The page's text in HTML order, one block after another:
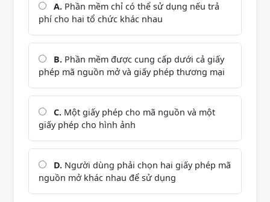
A. Phần mềm chỉ có thể sử dụng nếu trả
phí cho hai tổ chức khác nhau
B. Phần mềm được cung cấp dưới cả giấy
phép mã nguồn mở và giấy phép thương mại
C. Một giấy phép cho mã nguồn và một
giấy phép cho hình ảnh
D. Người dùng phải chọn hai giấy phép mã
nguồn mở khác nhau để sử dụng